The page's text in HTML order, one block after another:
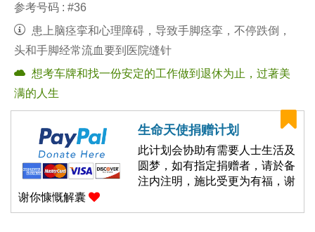
参考号码 : #36
患上脑痉挛和心理障碍，导致手脚痉挛，不停跌倒，
头和手脚经常流血要到医院缝针
想考车牌和找一份安定的工作做到退休为止，过著美
满的人生
生命天使捐赠计划
此计划会协助有需要人士生活及
圆梦，如有指定捐赠者，请於备
注内注明，施比受更为有福，谢
谢你慷慨解囊